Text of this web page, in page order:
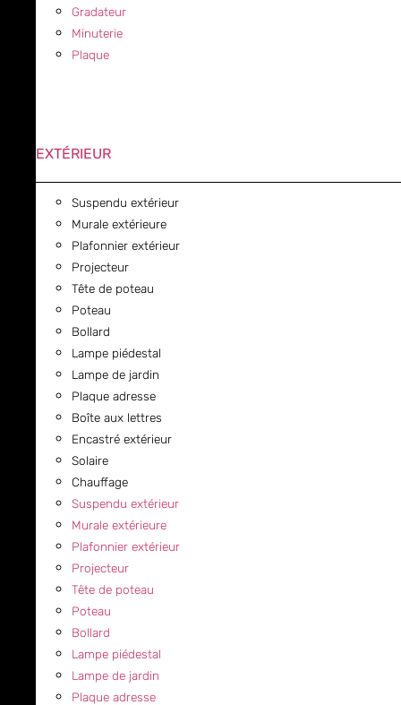
Gradateur
Minuterie
Plaque
EXTÉRIEUR
Suspendu extérieur
Murale extérieure
Plafonnier extérieur
Projecteur
Tête de poteau
Poteau
Bollard
Lampe piédestal
Lampe de jardin
Plaque adresse
Boîte aux lettres
Encastré extérieur
Solaire
Chauffage
Suspendu extérieur
Murale extérieure
Plafonnier extérieur
Projecteur
Tête de poteau
Poteau
Bollard
Lampe piédestal
Lampe de jardin
Plaque adresse